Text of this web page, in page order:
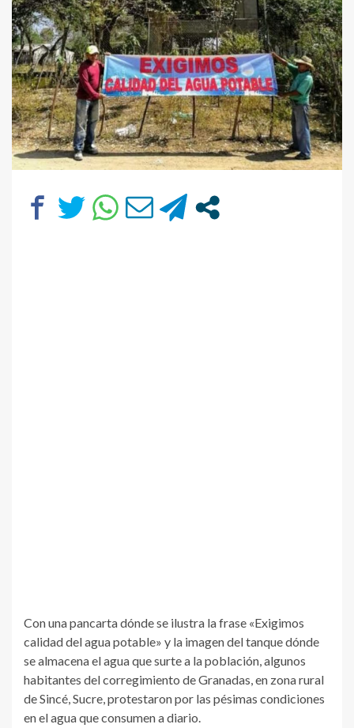
Con una pancarta dónde se ilustra la frase «Exigimos
calidad del agua potable» y la imagen del tanque dónde
se almacena el agua que surte a la población, algunos
habitantes del corregimiento de Granadas, en zona rural
de Sincé, Sucre, protestaron por las pésimas condiciones
en el agua que consumen a diario.